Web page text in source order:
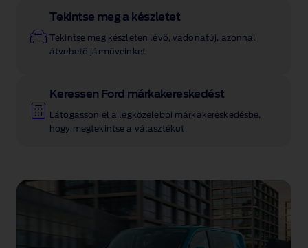
Tekintse meg a készletet
Tekintse meg készleten lévő, vadonatúj, azonnal
átvehető járműveinket
Keressen Ford márkakereskedést
Látogasson el a legközelebbi márkakereskedésbe,
hogy megtekintse a választékot